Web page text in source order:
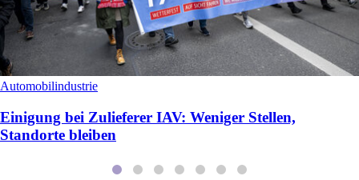
Automobilindustrie
Einigung bei Zulieferer IAV: Weniger Stellen,
Standorte bleiben